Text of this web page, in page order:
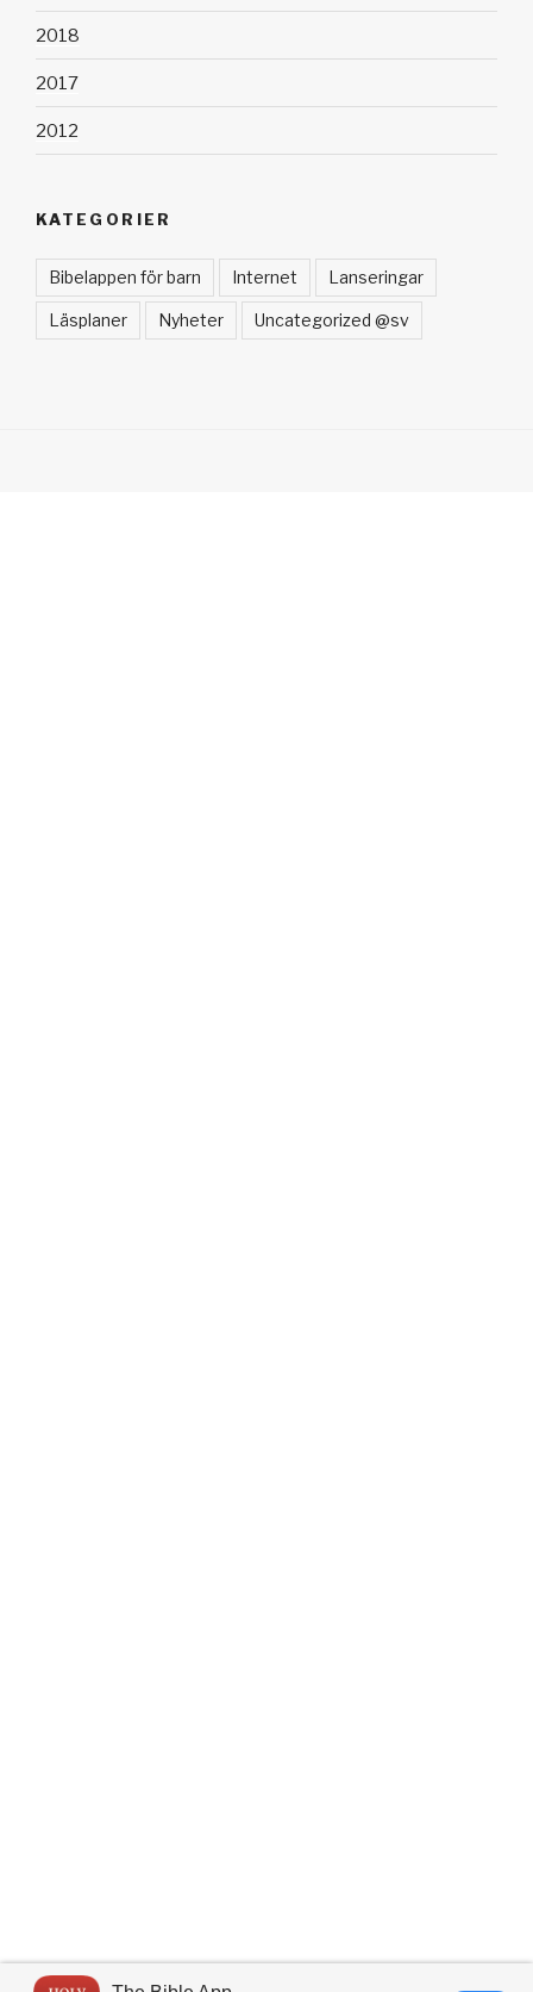
2018
2017
2012
KATEGORIER
Bibelappen för barn Internet Lanseringar
Läsplaner Nyheter Uncategorized @sv